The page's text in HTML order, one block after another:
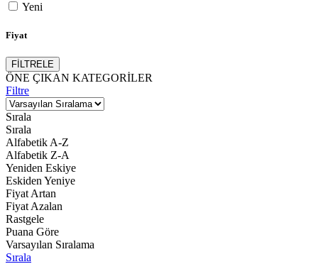
Yeni
Fiyat
FİLTRELE
ÖNE ÇIKAN KATEGORİLER
Filtre
Sırala
Sırala
Alfabetik A-Z
Alfabetik Z-A
Yeniden Eskiye
Eskiden Yeniye
Fiyat Artan
Fiyat Azalan
Rastgele
Puana Göre
Varsayılan Sıralama
Sırala